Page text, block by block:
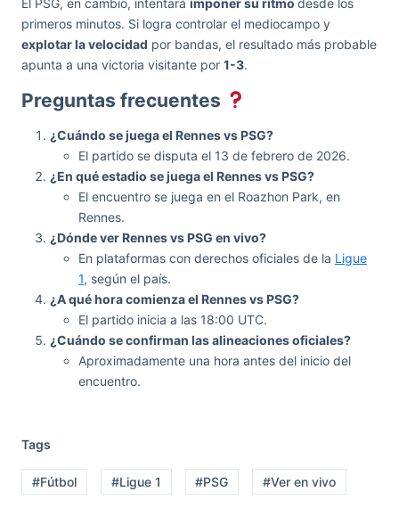
El PSG, en cambio, intentará imponer su ritmo desde los
primeros minutos. Si logra controlar el mediocampo y
explotar la velocidad por bandas, el resultado más probable
apunta a una victoria visitante por 1-3.
Preguntas frecuentes
¿Cuándo se juega el Rennes vs PSG?
El partido se disputa el 13 de febrero de 2026.
¿En qué estadio se juega el Rennes vs PSG?
El encuentro se juega en el Roazhon Park, en
Rennes.
¿Dónde ver Rennes vs PSG en vivo?
En plataformas con derechos oficiales de la Ligue
1, según el país.
¿A qué hora comienza el Rennes vs PSG?
El partido inicia a las 18:00 UTC.
¿Cuándo se confirman las alineaciones oficiales?
Aproximadamente una hora antes del inicio del
encuentro.
Tags
#Fútbol #Ligue 1 #PSG #Ver en vivo